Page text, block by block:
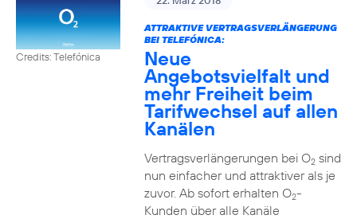
Credits: Telefónica
ATTRAKTIVE VERTRAGSVERLÄNGERUNG
BEI TELEFÓNICA:
Neue
Angebotsvielfalt und
mehr Freiheit beim
Tarifwechsel auf allen
Kanälen
Vertragsverlängerungen bei O2sind
nun einfacher und attraktiver als je
zuvor. Ab sofort erhalten O2-
Kunden über alle Kanäle